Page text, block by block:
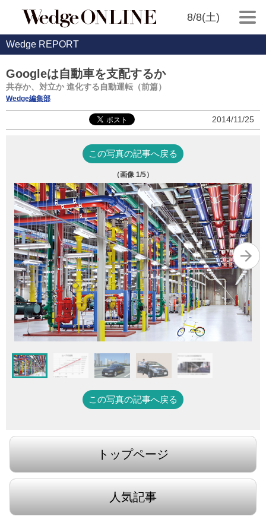
8/8(土)
Wedge REPORT
Googleは自動車を支配するか
共存か、対立か 進化する自動運転（前篇）
Wedge編集部
2014/11/25
この写真の記事へ戻る
（画像 1/5）
この写真の記事へ戻る
トップページ
人気記事